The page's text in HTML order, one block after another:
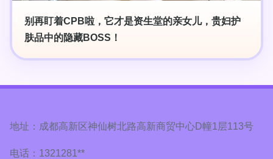
别再盯着CPB啦，它才是资生堂的亲女儿，贵妇护
肤品中的隐藏BOSS！
地址：成都高新区神仙树北路高新商贸中心D幢1层113号
电话：1321281**